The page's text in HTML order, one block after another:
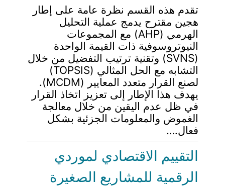
تقدم هذه القسم نظرة عامة على إطار
هجين مقترح يدمج عملية التحليل
الهرمي (AHP) مع المجموعات
النيوتروسوفية ذات القيمة الواحدة
(SVNS) وتقنية ترتيب التفضيل من خلال
التشابه مع الحل المثالي (TOPSIS)
لصنع القرار متعدد المعايير (MCDM).
يهدف هذا الإطار إلى تعزيز اتخاذ القرار
في ظل عدم اليقين من خلال معالجة
الغموض والمعلومات الجزئية بشكل
فعال.…
التقييم الاقتصادي لموردي
الرقمية للمشاريع الصغيرة